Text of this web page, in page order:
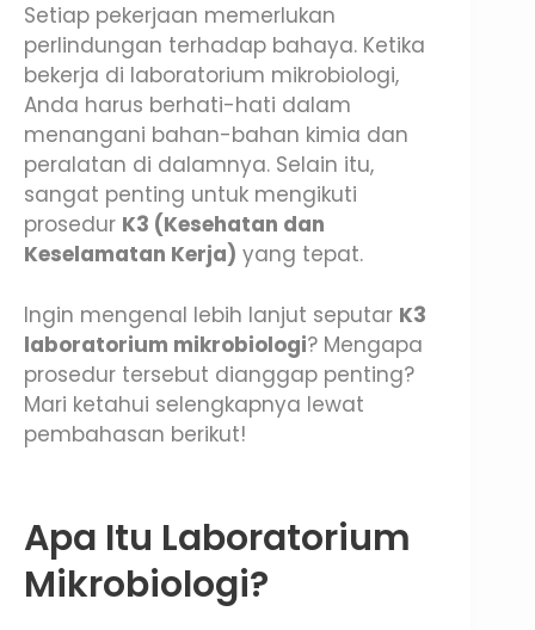
Setiap pekerjaan memerlukan
perlindungan terhadap bahaya. Ketika
bekerja di laboratorium mikrobiologi,
Anda harus berhati-hati dalam
menangani bahan-bahan kimia dan
peralatan di dalamnya. Selain itu,
sangat penting untuk mengikuti
prosedur K3 (Kesehatan dan
Keselamatan Kerja) yang tepat.
Ingin mengenal lebih lanjut seputar K3
laboratorium mikrobiologi? Mengapa
prosedur tersebut dianggap penting?
Mari ketahui selengkapnya lewat
pembahasan berikut!
Apa Itu Laboratorium
Mikrobiologi?